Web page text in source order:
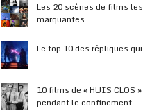
Les 20 scènes de films
marquantes
Le top 10 des répliques
10 films de « HUIS CLOS
pendant le confinement